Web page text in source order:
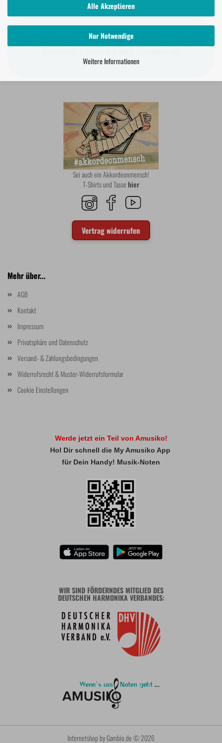
Alle Akzeptieren
Nur Notwendige
Weitere Informationen
Akkordeon Noten für Solo, Duo, Kammermusik und
Orchester | Amusiko GbR Musikverlag
Sei auch ein Akkordeonmensch!
T-Shirts und Tassehier
Vertrag widerrufen
Mehr über...
AGB
Kontakt
Impressum
Privatsphäre und Datenschutz
Versand- & Zahlungsbedingungen
Widerrufsrecht & Muster-Widerrufsformular
Cookie Einstellungen
Werde jetzt ein Teil von Amusiko!
Hol Dir schnell die My Amusiko App
für Dein Handy! Musik-Noten
WIR SIND FÖRDERNDES MITGLIED DES
DEUTSCHEN HARMONIKA VERBANDES:
Internetshop by Gambio.de © 2026